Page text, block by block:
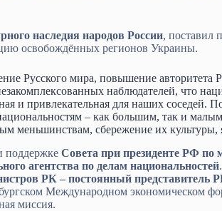
наследия народов России, поставил
освобождённых регионов Украины.
Русского мира, повышение авторитета
наблюдателей, что
и привлекательная для наших соседей.
– как большим, так и
меньшинствам, сбережение их культуры,
поддержке Совета при президенте РФ
агентства по делам национальностей
РК – постоянный представитель
Международном экономическом
миссия.